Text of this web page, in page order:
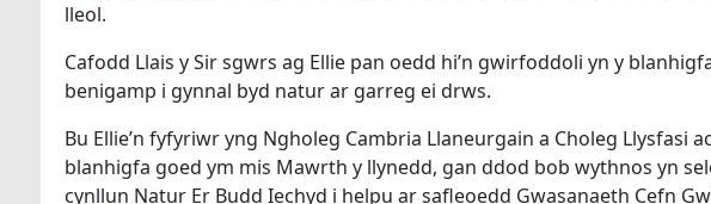
lleol.
Cafodd Llais y Sir sgwrs ag Ellie pan oedd hi’n gwirfoddoli yn y
benigamp i gynnal byd natur ar garreg ei drws.
Bu Ellie’n fyfyriwr yng Ngholeg Cambria Llaneurgain a Choleg
blanhigfa goed ym mis Mawrth y llynedd, gan ddod bob wythnos yn
cynllun Natur Er Budd Iechyd i helpu ar safleoedd Gwasanaeth Cefn